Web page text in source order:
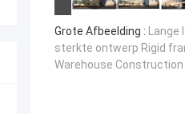
Grote Afbeelding : Lange
sterkte ontwerp Rigid
Warehouse Construction